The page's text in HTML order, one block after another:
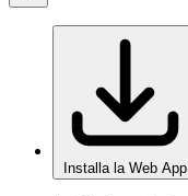
Installa la Web App